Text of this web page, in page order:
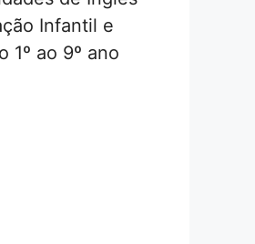
Infantil e
1º ao 9º ano